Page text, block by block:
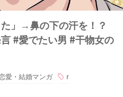
た」→鼻の下の汗を！？
#愛でたい男 #干物女の
愛・結婚マンガ
r